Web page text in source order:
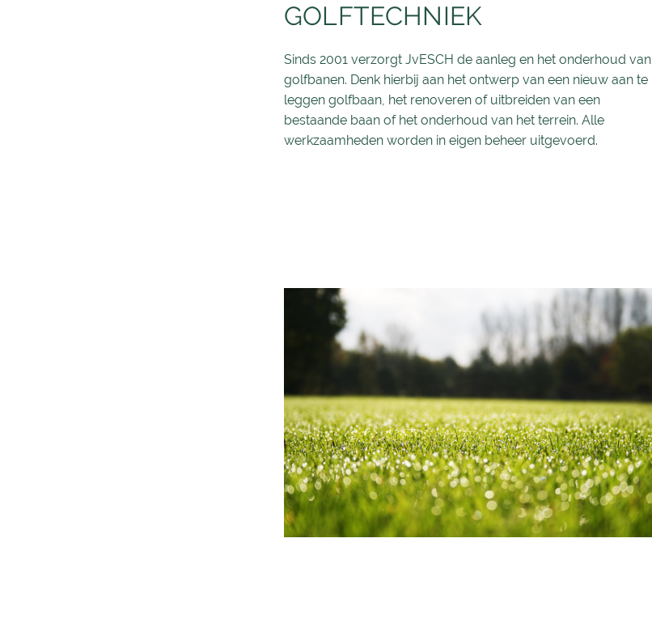
GOLFTECHNIEK
Sinds 2001 verzorgt JvESCH de aanleg en het onderhoud van
golfbanen. Denk hierbij aan het ontwerp van een nieuw aan te
leggen golfbaan, het renoveren of uitbreiden van een
bestaande baan of het onderhoud van het terrein. Alle
werkzaamheden worden in eigen beheer uitgevoerd.